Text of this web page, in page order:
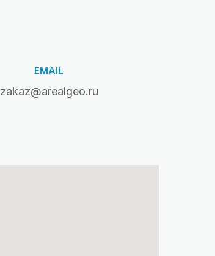
EMAIL
zakaz@arealgeo.ru